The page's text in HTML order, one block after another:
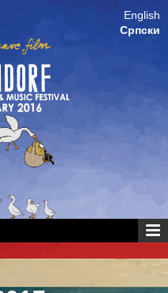
English
Српски